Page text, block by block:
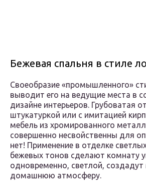
Бежевая спальня в стиле
Своеобразие «промышленного»
выводит его на ведущие места в
дизайне интерьеров. Грубоватая
штукатуркой или с имитацией
мебель из хромированного
совершенно несвойственны для
нет! Применение в отделке
бежевых тонов сделают комнату
одновременно, светлой, создадут
домашнюю атмосферу.